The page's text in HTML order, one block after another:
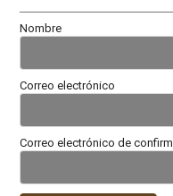
Nombre
Correo electrónico
Correo electrónico de